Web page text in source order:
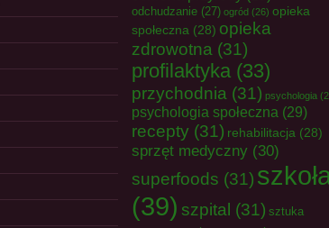
odchudzanie (27) ogród (26) opieka
społeczna (28) opieka
zdrowotna (31)
profilaktyka (33)
przychodnia (31) psychologia
psychologia społeczna (29)
recepty (31) rehabilitacja (28)
sprzęt medyczny (30)
superfoods (31)
(39) szpital (31) sztuka